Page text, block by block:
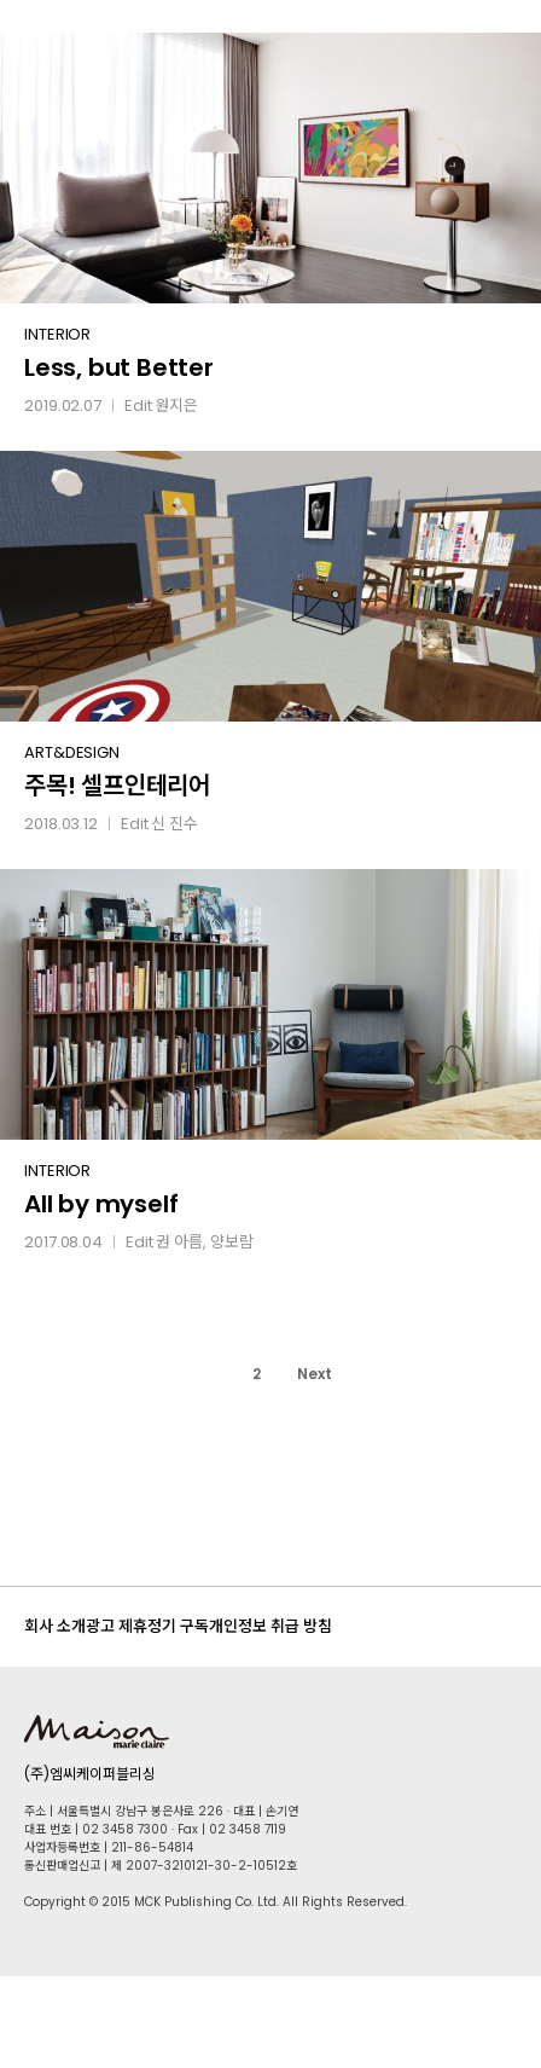
Less,
but
Better
INTERIOR
Less, but Better
2019.02.07 Edit원지은
주목!
셀프인테리어
ART&DESIGN
주목! 셀프인테리어
2018.03.12 Edit신 진수
All
by
myself
INTERIOR
All by myself
2017.08.04 Edit권 아름, 양보람
2 Next
회사 소개광고 제휴정기 구독개인정보 취급 방침
(주)엠씨케이퍼블리싱
주소 | 서울특별시 강남구 봉은사로 226 · 대표 | 손기연
대표 번호 | 02 34​58 7300 · Fax | 02 34​58 7119
사업자등록번호 | 211-86-5​4814
통신판매업신고 | 제 2007-3210121-30-2-10512호
Copyright © 2015 MCK Publishing Co. Ltd. All Rights Reserved.